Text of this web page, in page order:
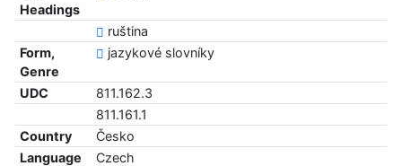
Headings
ruština
Form,
Genre
jazykové slovníky
UDC
811.162.3
811.161.1
Country
Česko
Language
Czech